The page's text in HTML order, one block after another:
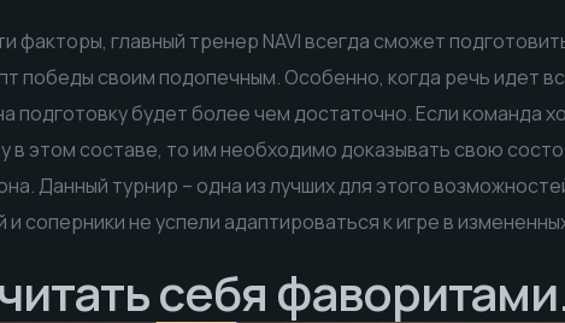
факторы, главный тренер NAVI всегда сможет
победы своим подопечным. Особенно, когда речь идет
подготовку будет более чем достаточно. Если команда
в этом составе, то им необходимо доказывать свою
Данный турнир – одна из лучших для этого
соперники не успели адаптироваться к игре в
себя